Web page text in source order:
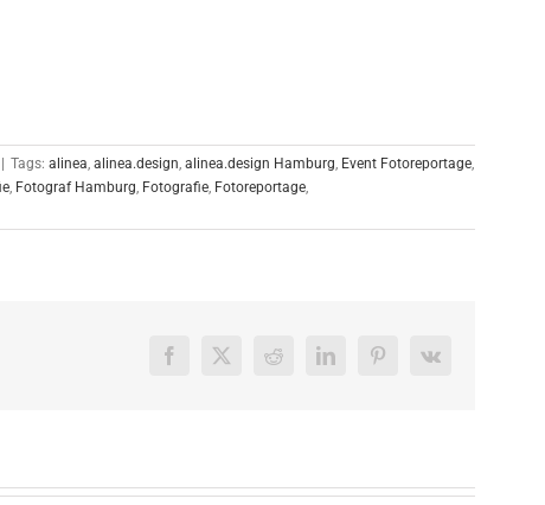
Tags: alinea, alinea.design, alinea.design Hamburg, Event Fotoreportage,
, Fotograf Hamburg, Fotografie, Fotoreportage,
Facebook
X Reddit LinkedInPinterest
Vk